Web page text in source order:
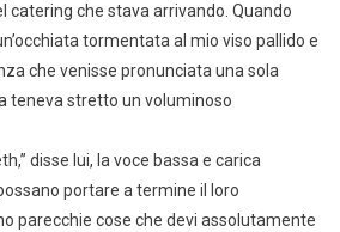
catering che stava arrivando. Quando
tormentata al mio viso pallido e
che venisse pronunciata una sola
teneva stretto un voluminoso
disse lui, la voce bassa e carica
portare a termine il loro
parecchie cose che devi assolutamente